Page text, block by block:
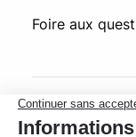
Foire aux
© 2026 Grim